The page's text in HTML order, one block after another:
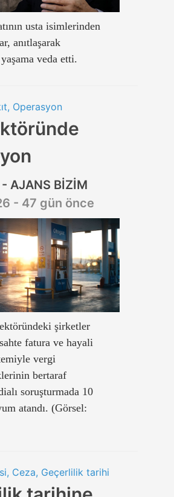
usta isimlerinden
anıtlaşarak
veda etti.
Operasyon
AJANS BİZİM
- 47 gün önce
şirketler
fatura ve hayali
vergi
bertaraf
soruşturmada 10
atandı. (Görsel:
Ceza, Geçerlilik tarihi